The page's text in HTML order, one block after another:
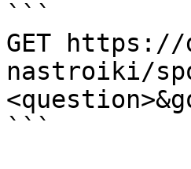
```
GET https://
nastroiki/
```